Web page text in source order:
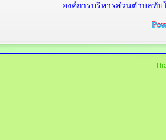
องค์การบริหารส่วนตำบลทับ